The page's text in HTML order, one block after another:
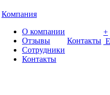
Компания
О компании
Отзывы
Сотрудники
Контакты
Контакты
+